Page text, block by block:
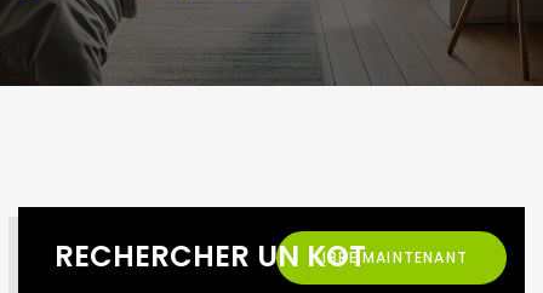
RECHERCHER UN KOTLIBRE MAINTENANT